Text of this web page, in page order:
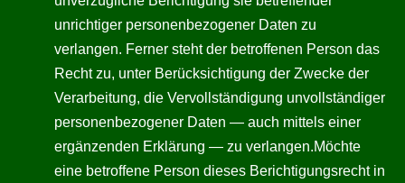
unrichtiger personenbezogener Daten zu
verlangen. Ferner steht der betroffenen Person das
Recht zu, unter Berücksichtigung der Zwecke der
Verarbeitung, die Vervollständigung unvollständiger
personenbezogener Daten — auch mittels einer
ergänzenden Erklärung — zu verlangen.Möchte
eine betroffene Person dieses Berichtigungsrecht in